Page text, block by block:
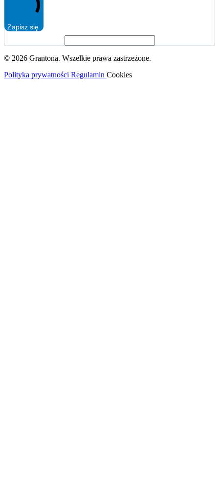
Zapisz się
© 2026 Grantona. Wszelkie prawa zastrzeżone.
Polityka prywatności Regulamin Cookies